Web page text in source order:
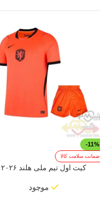
-11%
ضمانت سلامت کالا
کیت اول تیم ملی هلند ۲۰۲۶
موجود